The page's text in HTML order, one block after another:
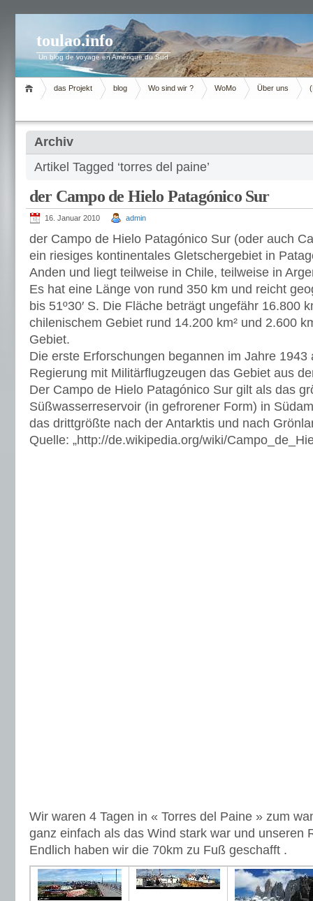
toulao.info
Un blog de voyage en Amérique du Sud
das Projekt blog Wo sind wir ? WoMo Über uns
Archiv
Artikel Tagged ‘torres del paine’
der Campo de Hielo Patagónico Sur
16. Januar 2010 admin
der Campo de Hielo Patagónico Sur (oder auch
ein riesiges kontinentales Gletschergebiet in
Anden und liegt teilweise in Chile, teilweise in
Es hat eine Länge von rund 350 km und reicht
bis 51º30′ S. Die Fläche beträgt ungefähr 16.800
chilenischem Gebiet rund 14.200 km² und 2.600
Gebiet.
Die erste Erforschungen begannen im Jahre 1943
Regierung mit Militärflugzeugen das Gebiet aus
Der Campo de Hielo Patagónico Sur gilt als das
Süßwasserreservoir (in gefrorener Form) in
das drittgrößte nach der Antarktis und nach
Quelle: „http://de.wikipedia.org/wiki/
Wir waren 4 Tagen in « Torres del Paine » zum
ganz einfach als das Wind stark war und unseren
Endlich haben wir die 70km zu Fuß geschafft .